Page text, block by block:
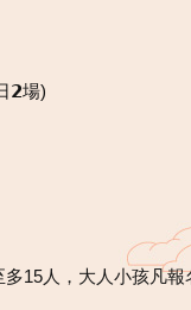
𝟮場)
15人，大人小孩凡